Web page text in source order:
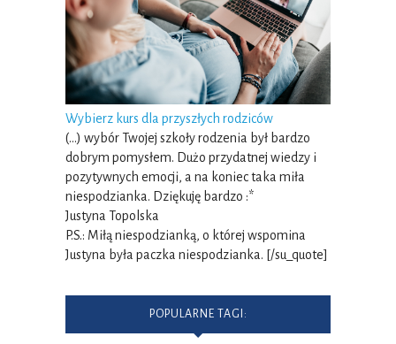
Wybierz kurs dla przyszłych rodziców
(…) wybór Twojej szkoły rodzenia był bardzo
dobrym pomysłem. Dużo przydatnej wiedzy i
pozytywnych emocji, a na koniec taka miła
niespodzianka. Dziękuję bardzo :*
Justyna Topolska
P.S.: Miłą niespodzianką, o której wspomina
Justyna była paczka niespodzianka. [/su_quote]
POPULARNE TAGI: